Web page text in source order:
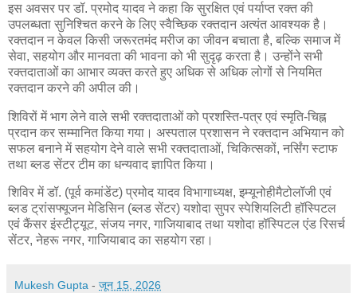
इस अवसर पर डॉ. प्रमोद यादव ने कहा कि सुरक्षित एवं पर्याप्त रक्त की
उपलब्धता सुनिश्चित करने के लिए स्वैच्छिक रक्तदान अत्यंत आवश्यक है।
रक्तदान न केवल किसी जरूरतमंद मरीज का जीवन बचाता है, बल्कि समाज में
सेवा, सहयोग और मानवता की भावना को भी सुदृढ़ करता है। उन्होंने सभी
रक्तदाताओं का आभार व्यक्त करते हुए अधिक से अधिक लोगों से नियमित
रक्तदान करने की अपील की।
शिविरों में भाग लेने वाले सभी रक्तदाताओं को प्रशस्ति-पत्र एवं स्मृति-चिह्न
प्रदान कर सम्मानित किया गया। अस्पताल प्रशासन ने रक्तदान अभियान को
सफल बनाने में सहयोग देने वाले सभी रक्तदाताओं, चिकित्सकों, नर्सिंग स्टाफ
तथा ब्लड सेंटर टीम का धन्यवाद ज्ञापित किया।
शिविर में डॉ. (पूर्व कमांडेंट) प्रमोद यादव विभागाध्यक्ष, इम्यूनोहीमैटोलॉजी एवं
ब्लड ट्रांसफ्यूजन मेडिसिन (ब्लड सेंटर) यशोदा सुपर स्पेशियलिटी हॉस्पिटल
एवं कैंसर इंस्टीट्यूट, संजय नगर, गाजियाबाद तथा यशोदा हॉस्पिटल एंड रिसर्च
सेंटर, नेहरू नगर, गाजियाबाद का सहयोग रहा।
Mukesh Gupta - जून 15, 2026